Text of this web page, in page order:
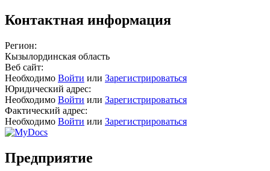
Контактная информация
Регион:
Кызылординская область
Веб сайт:
Необходимо Войти или Зарегистрироваться
Юридический адрес:
Необходимо Войти или Зарегистрироваться
Фактический адрес:
Необходимо Войти или Зарегистрироваться
Предприятие